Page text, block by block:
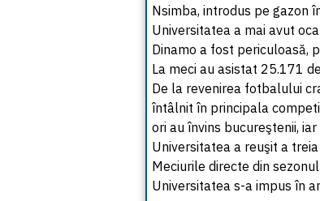
Nsimba, introdus pe gazon
Universitatea a mai avut
Dinamo a fost periculoasă,
La meci au asistat 25.171
De la revenirea fotbalului
întâlnit în principala
ori au învins bucureştenii,
Universitatea a reuşit a
Meciurile directe din
Universitatea s-a impus în